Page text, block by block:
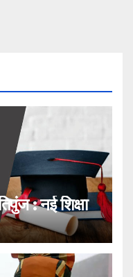
: नई शिक्षा